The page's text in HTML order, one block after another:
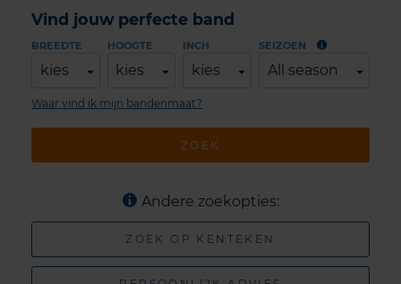
Vind jouw perfecte band
BREEDTE
kies
HOOGTE
kies
INCH
kies
SEIZOEN
All season
ZOEK
Waar vind ik mijn bandenmaat?
Andere zoekopties:
ZOEK OP KENTEKEN